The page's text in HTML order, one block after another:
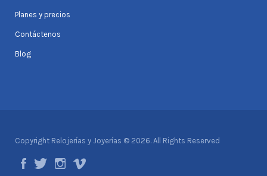
Planes y precios
Contáctenos
Blog
Copyright Relojerías y Joyerías © 2026. All Rights Reserved